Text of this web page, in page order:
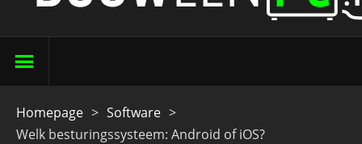
Homepage > Software >
Welk besturingssysteem: Android of iOS?